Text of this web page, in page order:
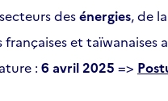
desénergies, de la
et taïwanaises
: 6 avril 2025 =>